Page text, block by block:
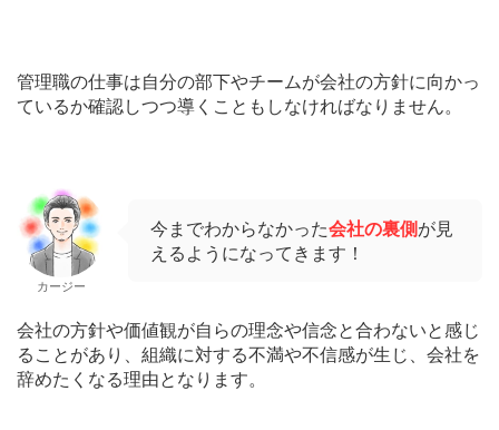
管理職の仕事は自分の部下やチームが会社の方針に向かっ
ているか確認しつつ導くこともしなければなりません。
カージー
今までわからなかった会社の裏側が見
えるようになってきます！
会社の方針や価値観が自らの理念や信念と合わないと感じ
ることがあり、組織に対する不満や不信感が生じ、会社を
辞めたくなる理由となります。